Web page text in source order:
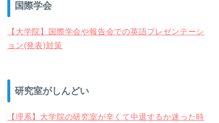
国際学会
【大学院】国際学会や報告会での英語プレゼンテーシ
ョン(発表)対策
研究室がしんどい
【理系】大学院の研究室が辛くて中退するか迷った時